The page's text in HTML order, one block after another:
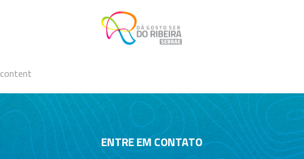
content
ENTRE EM CONTATO